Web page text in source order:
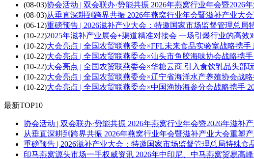
(08-03)协会活动 | 双会联办·势能共振 2026年燕窝行业年会暨2026
(08-03)从垂直深耕到跨界共振 2026年燕窝行业年会暨滋补产业大
(06-12)重磅预告 | 2026滋补产业大会：特邀国家市场监督管理总
(10-22)2025年滋补产业展会+渠道精准对接会 一场引爆行业的高效
(10-22)大会亮点 | 全国农贸联燕委会×FFL未来食品实验室战略携
(10-22)大会亮点 | 全国农贸联燕委会×汕头市鱼胶海味协会战略携
(10-22)大会亮点 | 全国农贸联燕委会×华糖云商 引入食饮乳品头部
(10-22)大会亮点 | 全国农贸联燕委会×辽宁省海洋水产养殖协会战
(10-22)大会亮点 | 全国农贸联燕委会×中国渔协海参分会战略携手
最新TOP10
协会活动 | 双会联办·势能共振 2026年燕窝行业年会暨2026年滋补
从垂直深耕到跨界共振 2026年燕窝行业年会暨滋补产业大会重塑
重磅预告 | 2026滋补产业大会：特邀国家市场监督管理总局特殊
印马燕窝源头市场一手权威资讯 2026年中印尼、中马燕窝贸易高